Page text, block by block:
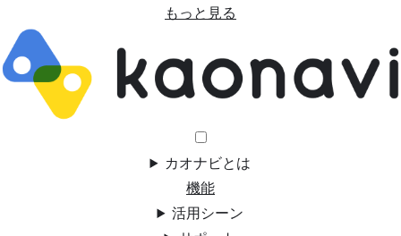
もっと見る
カオナビとは
機能
活用シーン